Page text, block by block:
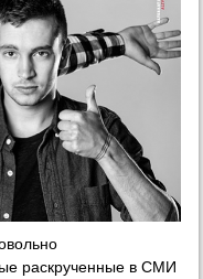
раскрученные в СМИ